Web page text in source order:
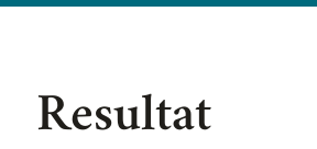
Resultat